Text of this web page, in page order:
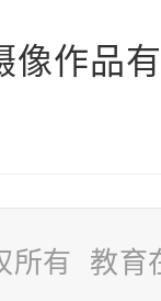
像作品
所有 教育